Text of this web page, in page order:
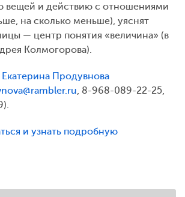
вещей и действию с отношениями
на сколько меньше), уяснят
— центр понятия «величина» (в
Колмогорова).
Екатерина Продувнова
, 8-968-089-22-25,
и узнать подробную